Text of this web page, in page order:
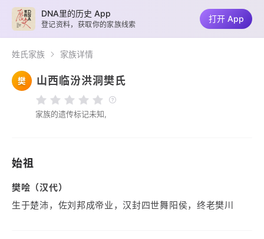
姓氏家族 家族详情
樊 山西临汾洪洞樊氏
家族的遗传标记未知,
始祖
樊哙（汉代）
生于楚沛，佐刘邦成帝业，汉封四世舞阳侯，终老樊川
DNA里的历史 App
登记资料，获取你的家族线索
打开 App